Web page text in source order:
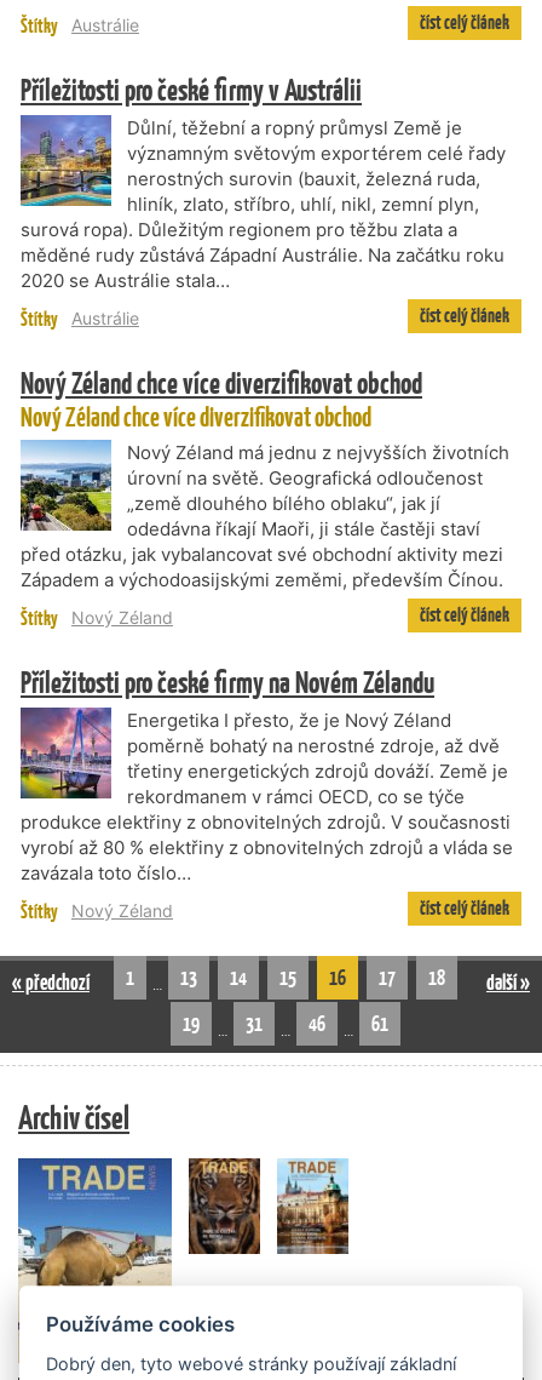
Štítky Austrálie číst celý článek
Příležitosti pro české firmy v Austrálii
Důlní, těžební a ropný průmysl Země je
významným světovým exportérem celé řady
nerostných surovin (bauxit, železná ruda,
hliník, zlato, stříbro, uhlí, nikl, zemní plyn,
surová ropa). Důležitým regionem pro těžbu zlata a
měděné rudy zůstává Západní Austrálie. Na začátku roku
2020 se Austrálie stala…
Štítky Austrálie číst celý článek
Nový Zéland chce více diverzifikovat obchod
Nový Zéland chce více diverzifikovat obchod
Nový Zéland má jednu z nejvyšších životních
úrovní na světě. Geografická odloučenost
„země dlouhého bílého oblaku“, jak jí
odedávna říkají Maoři, ji stále častěji staví
před otázku, jak vybalancovat své obchodní aktivity mezi
Západem a východoasijskými zeměmi, především Čínou.
Štítky Nový Zéland číst celý článek
Příležitosti pro české firmy na Novém Zélandu
Energetika I přesto, že je Nový Zéland
poměrně bohatý na nerostné zdroje, až dvě
třetiny energetických zdrojů dováží. Země je
rekordmanem v rámci OECD, co se týče
produkce elektřiny z obnovitelných zdrojů. V současnosti
vyrobí až 80 % elektřiny z obnovitelných zdrojů a vláda se
zavázala toto číslo…
Štítky Nový Zéland číst celý článek
« předchozí 1 … 13 14 15 16 17
18
19
… 31 … 46 … 61
další »
Archiv čísel
Používáme cookies
Dobrý den, tyto webové stránky používají základní